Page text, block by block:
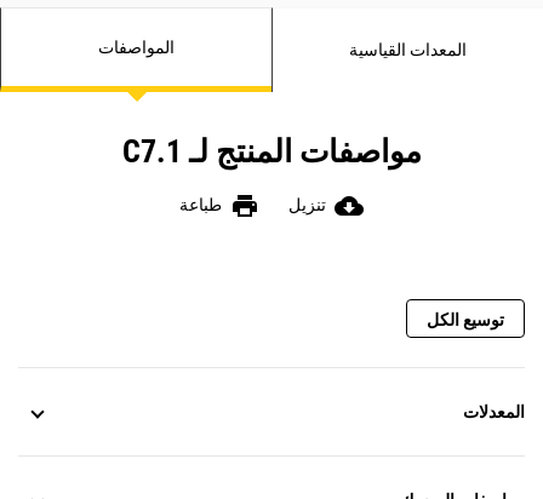
المواصفات المعدات القياسية
مواصفات المنتج لـ C7.1
cloud_download تنزيل print طباعة
توسيع الكل
المعدلات